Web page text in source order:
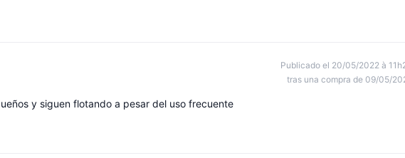
Publicado el 20/05/2022 à
tras una compra de 09/05/
y siguen flotando a pesar del uso frecuente